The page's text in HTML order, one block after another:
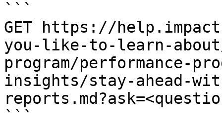
```
GET https://
you-like-to-learn-
program/performance-
insights/stay-ahead-
```